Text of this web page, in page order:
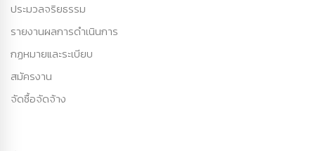
ประมวลจริยธรรม
รายงานผลการดำเนินการ
กฏหมายและระเบียบ
สมัครงาน
จัดซื้อจัดจ้าง